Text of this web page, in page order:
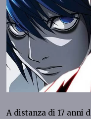
A distanza di 17 anni